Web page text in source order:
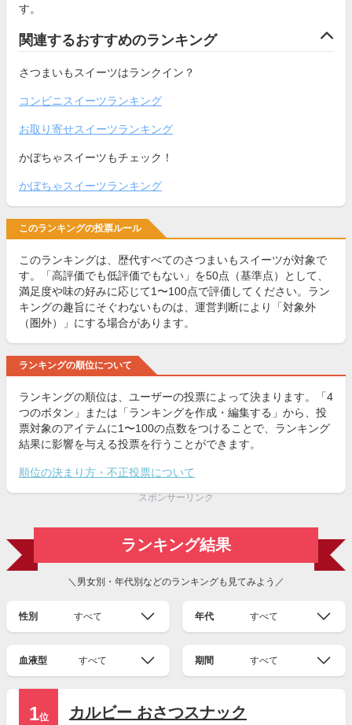
す。
関連するおすすめのランキング
さつまいもスイーツはランクイン？
コンビニスイーツランキング
お取り寄せスイーツランキング
かぼちゃスイーツもチェック！
かぼちゃスイーツランキング
このランキングの投票ルール
このランキングは、歴代すべてのさつまいもスイーツが対象で
す。「高評価でも低評価でもない」を50点（基準点）として、
満足度や味の好みに応じて1〜100点で評価してください。ラン
キングの趣旨にそぐわないものは、運営判断により「対象外
（圏外）」にする場合があります。
ランキングの順位について
ランキングの順位は、ユーザーの投票によって決まります。「4
つのボタン」または「ランキングを作成・編集する」から、投
票対象のアイテムに1〜100の点数をつけることで、ランキング
結果に影響を与える投票を行うことができます。
順位の決まり方・不正投票について
スポンサーリンク
ランキング結果
＼男女別・年代別などのランキングも見てみよう／
性別 すべて 年代 すべて
血液型 すべて 期間 すべて
1位
カルビー おさつスナック